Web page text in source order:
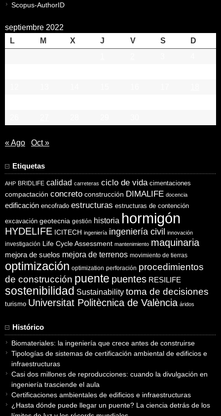
Scopus-AuthorID
septiembre 2022
L
M X J V S
D
« Ago Oct »
Etiquetas
AHP BRIDLIFE calidad carreteras ciclo de vida cimentaciones
compactación concreto construcción DIMALIFE docencia
edificación encofrado estructuras estructuras de contención
excavación geotecnia gestión historia hormigón
HYDELIFE ICITECH ingeniería ingeniería civil innovación
investigación Life Cycle Assessment mantenimiento maquinaria
mejora de suelos mejora de terrenos movimiento de tierras
optimización optimization perforación procedimientos
de construcción puente puentes RESILIFE
sostenibilidad Sustainability toma de decisiones
turismo Universitat Politècnica de València áridos
Histórico
Biomateriales: la ingeniería que crece antes de construirse
Tipologías de sistemas de certificación ambiental de edificios e
infraestructuras
Casi dos millones de reproducciones: cuando la divulgación en
ingeniería trasciende el aula
Certificaciones ambientales de edificios e infraestructuras
¿Hasta dónde puede llegar un puente? La ciencia detrás de los